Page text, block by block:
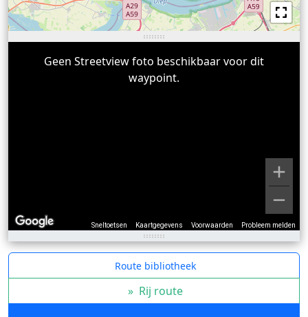
Sneltoetsen Kaartgegevens Voorwaarden Probleem melden
Geen Streetview foto beschikbaar voor dit
waypoint.
Route bibliotheek
» Rij route